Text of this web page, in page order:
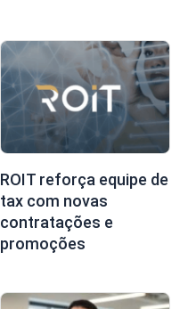
ROIT reforça equipe de
tax com novas
contratações e
promoções